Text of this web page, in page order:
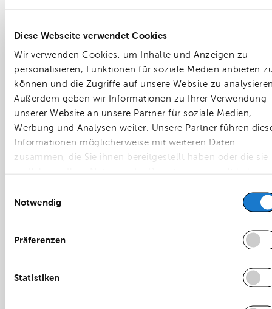
Diese Webseite verwendet Cookies
Wir verwenden Cookies, um Inhalte und Anzeigen zu
personalisieren, Funktionen für soziale Medien anbieten
können und die Zugriffe auf unsere Website zu
Außerdem geben wir Informationen zu Ihrer Verwendung
unserer Website an unsere Partner für soziale Medien,
Werbung und Analysen weiter. Unsere Partner führen
Informationen möglicherweise mit weiteren Daten
zusammen, die Sie ihnen bereitgestellt haben oder die sie
Notwendig
Präferenzen
Statistiken
E-Mail mail@vwimmobilien.de
Kontakt & Öffnungszeiten
Mediathek
Datenschutz
Barrierefreiheit
Cookie-Richtlinie
Impressum
Allgemeine Vertragsbedingungen
Mieten
Mieter Services
Gewerbe